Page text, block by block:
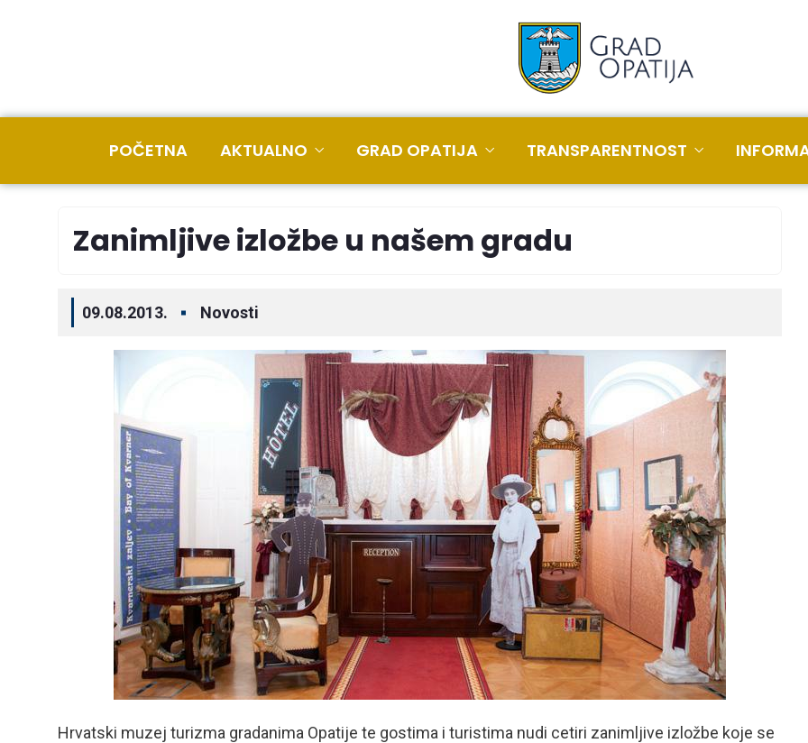
POČETNA AKTUALNO GRAD OPATIJA TRANSPARENTNOST
Zanimljive izložbe u našem gradu
09.08.2013. Novosti
Hrvatski muzej turizma gradanima Opatije te gostima i turistima nudi cetiri zanimljive izložbe koje se